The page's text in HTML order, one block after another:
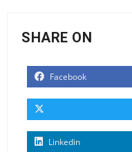
SHARE ON
Facebook
Linkedin